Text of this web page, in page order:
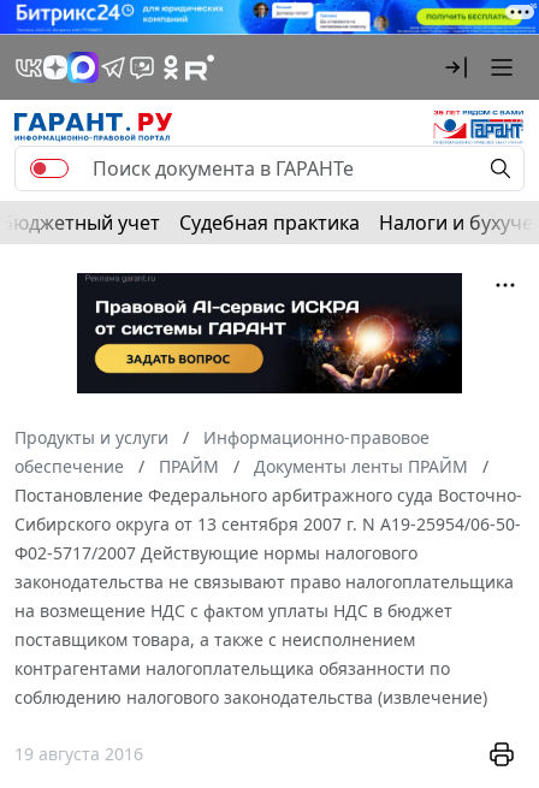
Бюджетный учет Судебная практика Налоги и
Продукты и услуги
Информационно-правовое
обеспечение
ПРАЙМ
Документы ленты ПРАЙМ
Постановление Федерального арбитражного суда Восточно-
Сибирского округа от 13 сентября 2007 г. N А19-25954/06-50-
Ф02-5717/2007 Действующие нормы налогового
законодательства не связывают право налогоплательщика
на возмещение НДС с фактом уплаты НДС в бюджет
поставщиком товара, а также с неисполнением
контрагентами налогоплательщика обязанности по
соблюдению налогового законодательства (извлечение)
19 августа 2016